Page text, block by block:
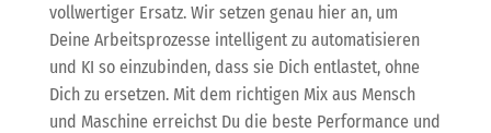
vollwertiger Ersatz. Wir setzen genau hier an, um
Deine Arbeitsprozesse intelligent zu automatisieren
und KI so einzubinden, dass sie Dich entlastet, ohne
Dich zu ersetzen. Mit dem richtigen Mix aus Mensch
und Maschine erreichst Du die beste Performance und